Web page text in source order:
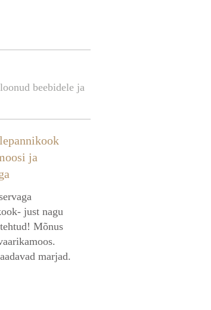
beebidele ja
ja
just nagu
Mõnus
marjad.